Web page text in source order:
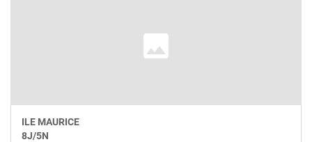
ILE MAURICE
8J/5N